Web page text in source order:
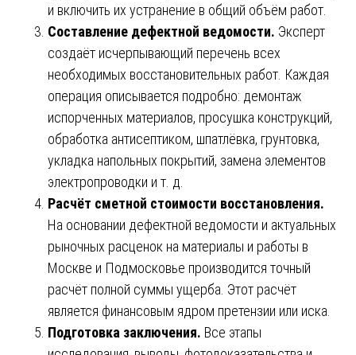
и включить их устранение в общий объём работ.
Составление дефектной ведомости. Эксперт
создаёт исчерпывающий перечень всех
необходимых восстановительных работ. Каждая
операция описывается подробно: демонтаж
испорченных материалов, просушка конструкций,
обработка антисептиком, шпатлёвка, грунтовка,
укладка напольных покрытий, замена элементов
электропроводки и т. д.
Расчёт сметной стоимости восстановления.
На основании дефектной ведомости и актуальных
рыночных расценок на материалы и работы в
Москве и Подмосковье производится точный
расчёт полной суммы ущерба. Этот расчёт
является финансовым ядром претензии или иска.
Подготовка заключения. Все этапы